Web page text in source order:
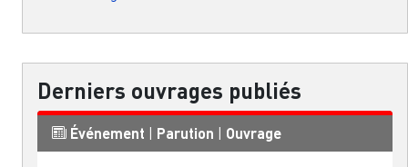
Derniers ouvrages publiés
Événement | Parution | Ouvrage